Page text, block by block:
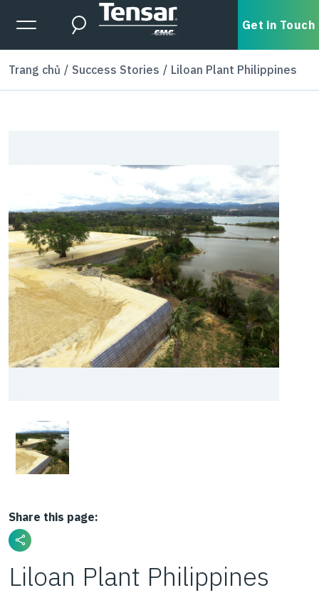
Skip to main content
Expanded Menu Toggle
Search Get in Touch
Trang chủ Success Stories Liloan Plant Philippines
Share this page:
Liloan Plant Philippines